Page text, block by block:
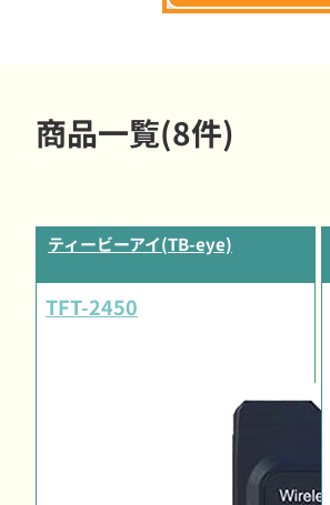
商品一覧(8件)
ティービーアイ(TB-eye)
TFT-2450